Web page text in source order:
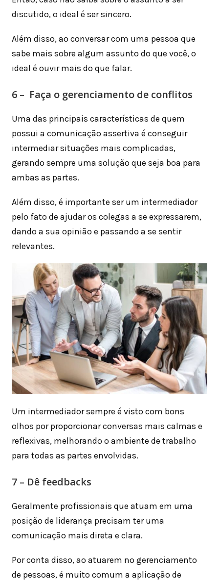
discutido, o ideal é ser sincero.
Além disso, ao conversar com uma pessoa que
sabe mais sobre algum assunto do que você, o
ideal é ouvir mais do que falar.
6 – Faça o gerenciamento de conflitos
Uma das principais características de quem
possui a comunicação assertiva é conseguir
intermediar situações mais complicadas,
gerando sempre uma solução que seja boa para
ambas as partes.
Além disso, é importante ser um intermediador
pelo fato de ajudar os colegas a se expressarem,
dando a sua opinião e passando a se sentir
relevantes.
Um intermediador sempre é visto com bons
olhos por proporcionar conversas mais calmas e
reflexivas, melhorando o ambiente de trabalho
para todas as partes envolvidas.
7 – Dê feedbacks
Geralmente profissionais que atuam em uma
posição de liderança precisam ter uma
comunicação mais direta e clara.
Por conta disso, ao atuarem no gerenciamento
de pessoas, é muito comum a aplicação de